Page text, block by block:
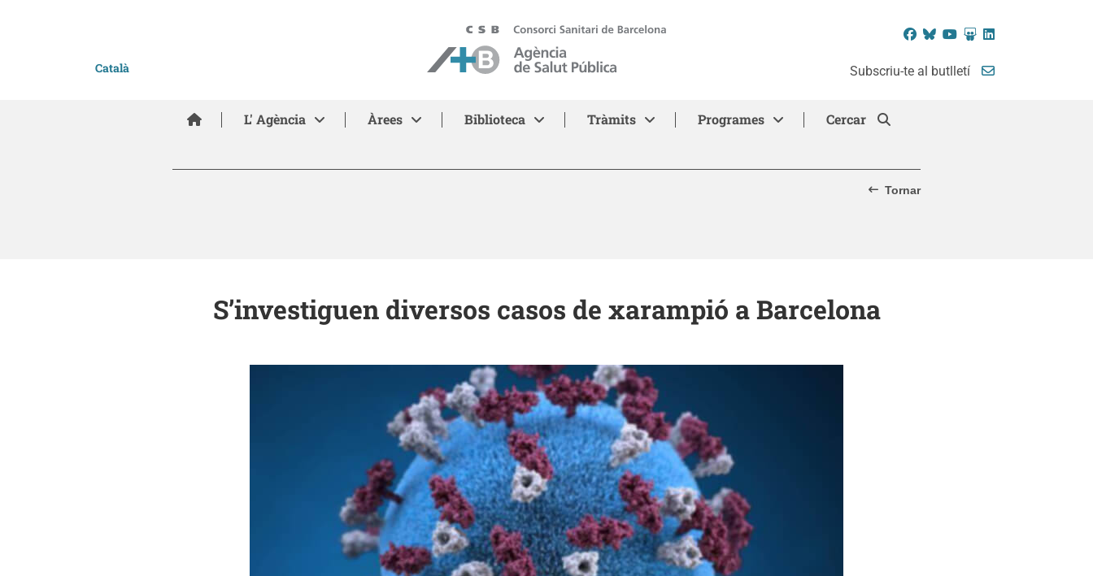
Català
ASPB - Agència de Salut Pública de Barcelona Facebook
BlueskyYouTube
SlideShare
LinkedIn
Subscriu-te al butlletí
Inici L' Agència Àrees Biblioteca Tràmits Programes Cercar
Tornar
S’investiguen diversos casos de xarampió a Barcelona